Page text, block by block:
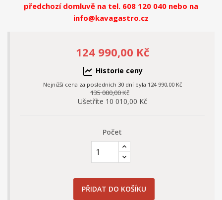
předchozí domluvě na tel. 608 120 040 nebo na
info@kavagastro.cz
124 990,00 Kč
Historie ceny
Nejnižší cena za posledních 30 dní byla 124 990,00 Kč
135 000,00 Kč
Ušetříte 10 010,00 Kč
Počet
PŘIDAT DO KOŠÍKU